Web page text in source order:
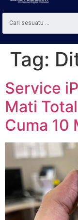
Tag:
Service
Mati
Cuma 10